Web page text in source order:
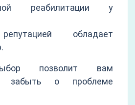
реабилитации у
обладает
позволит вам
забыть о проблеме